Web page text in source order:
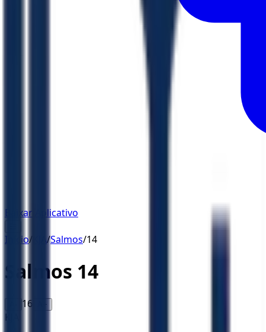
Baixar Aplicativo
Início/ KJA/Salmos/14
Salmos 14
16 A+
KJA